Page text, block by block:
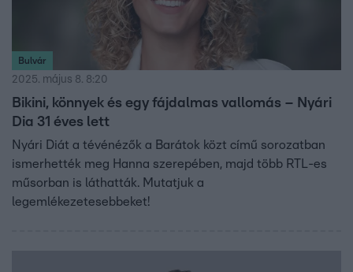
Bulvár
2025. május 8. 8:20
Bikini, könnyek és egy fájdalmas vallomás – Nyári
Dia 31 éves lett
Nyári Diát a tévénézők a Barátok közt című sorozatban
ismerhették meg Hanna szerepében, majd több RTL-es
műsorban is láthatták. Mutatjuk a
legemlékezetesebbeket!